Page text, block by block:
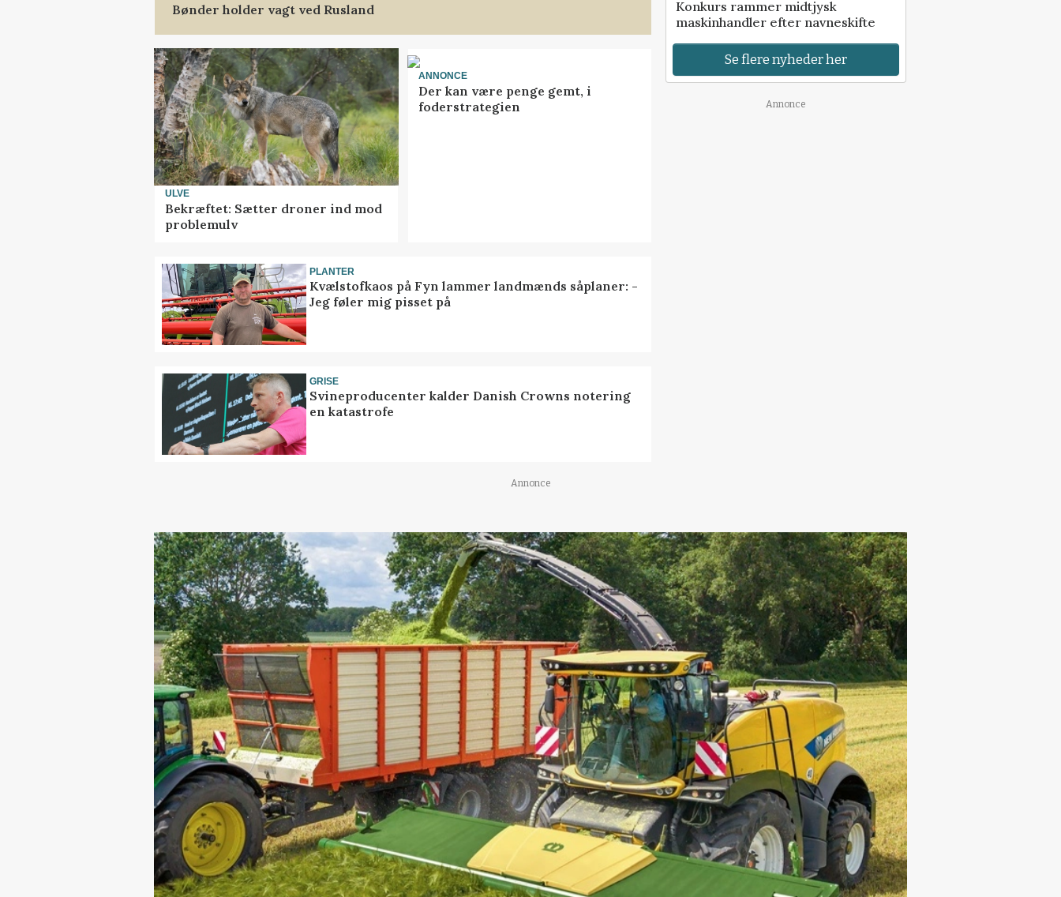
Bønder holder vagt ved Rusland
ULVE
Bekræftet: Sætter droner ind mod
problemulv
ANNONCE
Der kan være penge gemt, i
foderstrategien
PLANTER
Kvælstofkaos på Fyn lammer landmænds såplaner: -
Jeg føler mig pisset på
GRISE
Svineproducenter kalder Danish Crowns notering
en katastrofe
Konkurs rammer midtjysk
maskinhandler efter navneskifte
Se flere nyheder her
Annonce
Annonce